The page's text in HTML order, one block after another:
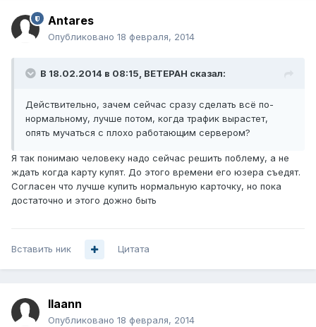
Antares
Опубликовано 18 февраля, 2014
В 18.02.2014 в 08:15, BETEPAH сказал:
Действительно, зачем сейчас сразу сделать всё по-
нормальному, лучше потом, когда трафик вырастет,
опять мучаться с плохо работающим сервером?
Я так понимаю человеку надо сейчас решить поблему, а не
ждать когда карту купят. До этого времени его юзера съедят.
Согласен что лучше купить нормальную карточку, но пока
достаточно и этого дожно быть
Вставить ник Цитата
llaann
Опубликовано 18 февраля, 2014